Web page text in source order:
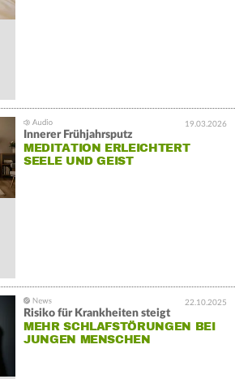
19.03.2026
Innerer Frühjahrsputz
MEDITATION ERLEICHTERT
SEELE UND GEIST
22.10.2025
Risiko für Krankheiten steigt
MEHR SCHLAFSTÖRUNGEN BEI
JUNGEN MENSCHEN